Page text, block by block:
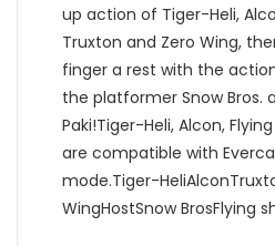
up action of Tiger-Heli,
Truxton and Zero Wing,
finger a rest with the
the platformer Snow Bros.
Paki!Tiger-Heli, Alcon,
are compatible with
mode.Tiger-
WingHostSnow BrosFlying